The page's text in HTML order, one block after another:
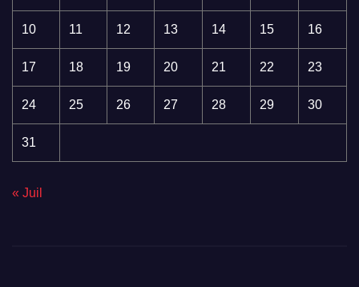
10 11 12 13 14 15 16
17 18 19 20 21 22 23
24 25 26 27 28 29 30
31
« Juil